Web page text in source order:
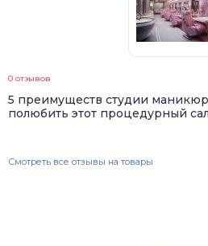
0 отзывов
5 преимуществ студии
полюбить этот процедурный
Смотреть все отзывы на товары